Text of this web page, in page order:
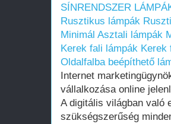
SÍNRENDSZER
Rusztikus lámpák
Minimál Asztali lámpák
Kerek fali lámpák Kerek
Oldalfalba beépíthető
Internet
vállalkozása online
A digitális világban való
szükségszerűség